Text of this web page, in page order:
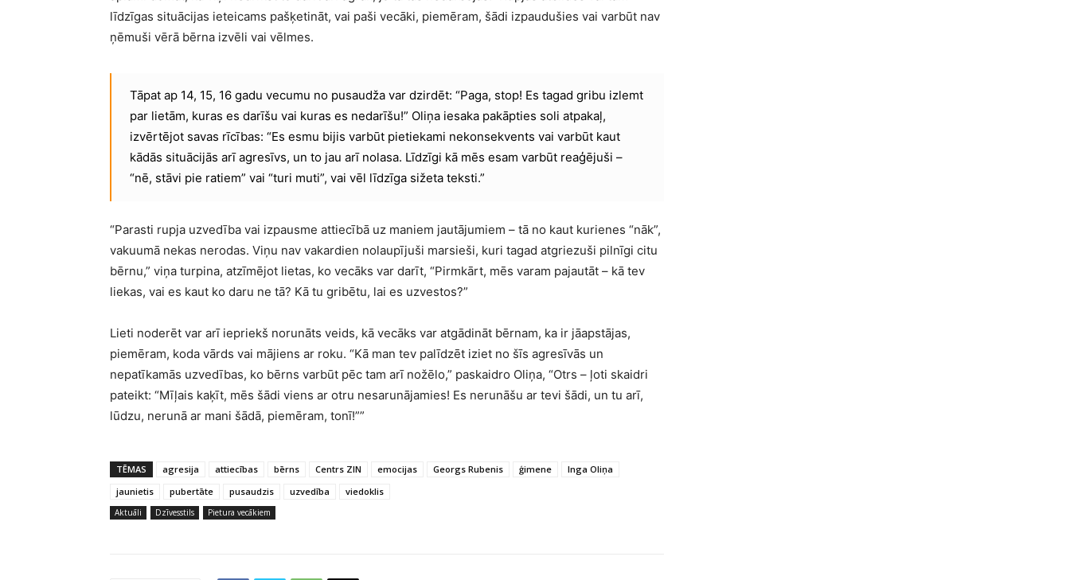
līdzīgas situācijas ieteicams pašķetināt, vai paši vecāki, piemēram, šādi izpaudušies vai varbūt nav
ņēmuši vērā bērna izvēli vai vēlmes.
Tāpat ap 14, 15, 16 gadu vecumu no pusaudža var dzirdēt: “Paga, stop! Es tagad gribu izlemt
par lietām, kuras es darīšu vai kuras es nedarīšu!” Oliņa iesaka pakāpties soli atpakaļ,
izvērtējot savas rīcības: “Es esmu bijis varbūt pietiekami nekonsekvents vai varbūt kaut
kādās situācijās arī agresīvs, un to jau arī nolasa. Līdzīgi kā mēs esam varbūt reaģējuši –
“nē, stāvi pie ratiem” vai “turi muti”, vai vēl līdzīga sižeta teksti.”
“Parasti rupja uzvedība vai izpausme attiecībā uz maniem jautājumiem – tā no kaut kurienes “nāk”,
vakuumā nekas nerodas. Viņu nav vakardien nolaupījuši marsieši, kuri tagad atgriezuši pilnīgi citu
bērnu,” viņa turpina, atzīmējot lietas, ko vecāks var darīt, “Pirmkārt, mēs varam pajautāt – kā tev
liekas, vai es kaut ko daru ne tā? Kā tu gribētu, lai es uzvestos?”
Lieti noderēt var arī iepriekš norunāts veids, kā vecāks var atgādināt bērnam, ka ir jāapstājas,
piemēram, koda vārds vai mājiens ar roku. “Kā man tev palīdzēt iziet no šīs agresīvās un
nepatīkamās uzvedības, ko bērns varbūt pēc tam arī nožēlo,” paskaidro Oliņa, “Otrs – ļoti skaidri
pateikt: “Mīļais kaķīt, mēs šādi viens ar otru nesarunājamies! Es nerunāšu ar tevi šādi, un tu arī,
lūdzu, nerunā ar mani šādā, piemēram, tonī!””
TĒMAS agresija attiecības bērns Centrs ZIN emocijas Georgs Rubenis ģimene
Inga Oliņa
jaunietis
pubertāte pusaudzis uzvedība viedoklis
Aktuāli Dzīvesstils Pietura vecākiem